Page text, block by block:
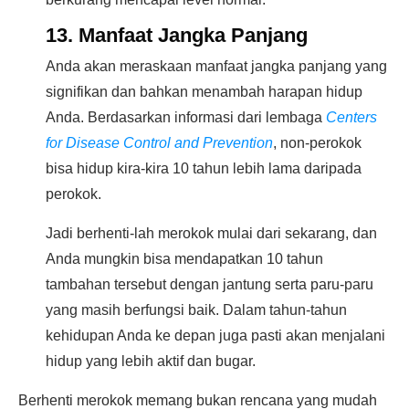
13. Manfaat Jangka Panjang
Anda akan meraskaan manfaat jangka panjang yang
signifikan dan bahkan menambah harapan hidup
Anda. Berdasarkan informasi dari lembaga Centers
for Disease Control and Prevention, non-perokok
bisa hidup kira-kira 10 tahun lebih lama daripada
perokok.
Jadi berhenti-lah merokok mulai dari sekarang, dan
Anda mungkin bisa mendapatkan 10 tahun
tambahan tersebut dengan jantung serta paru-paru
yang masih berfungsi baik. Dalam tahun-tahun
kehidupan Anda ke depan juga pasti akan menjalani
hidup yang lebih aktif dan bugar.
Berhenti merokok memang bukan rencana yang mudah